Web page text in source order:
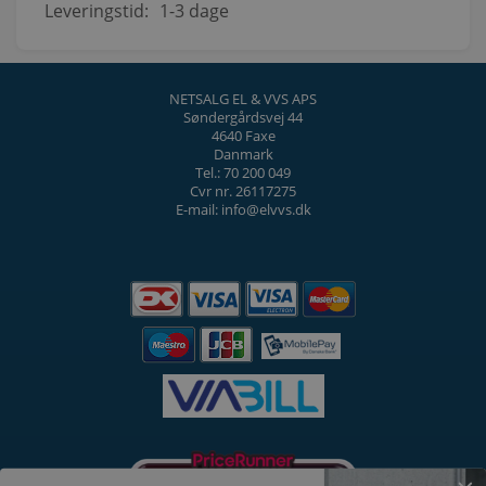
Leveringstid: 1-3 dage
NETSALG EL & VVS APS
Søndergårdsvej 44
4640 Faxe
Danmark
Tel.: 70 200 049
Cvr nr. 26117275
E-mail: info@elvvs.dk